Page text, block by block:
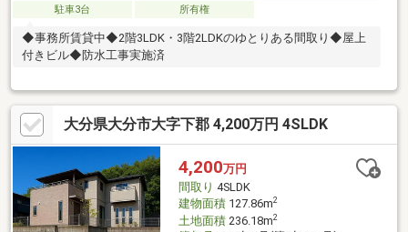
駐車3台
所有権
◆事務所賃貸中◆2階3LDK・3階2LDKのゆとりある間取り◆屋上
付きビル◆防水工事実施済
大分県大分市大字下郡 4,200万円 4SLDK
4,200万円
間取り 4SLDK
建物面積127.86m2
土地面積236.18m2